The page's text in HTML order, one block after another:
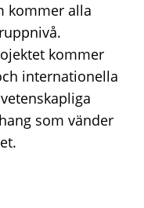
kommer alla
kommer
internationella
som vänder